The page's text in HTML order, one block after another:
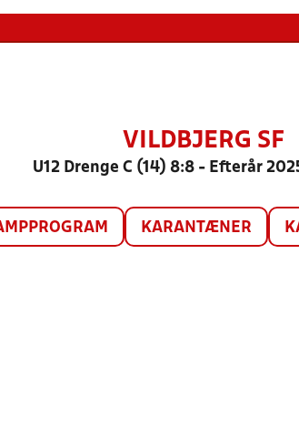
VILDBJERG SF
U12 Drenge C (14) 8:8 - Efterår
KARANTÆNER